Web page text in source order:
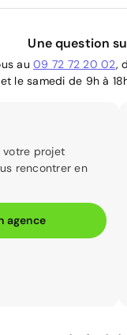
Une question
au 09 72 72 20 02,
et le samedi de 9h à
votre projet
rencontrer en
agence